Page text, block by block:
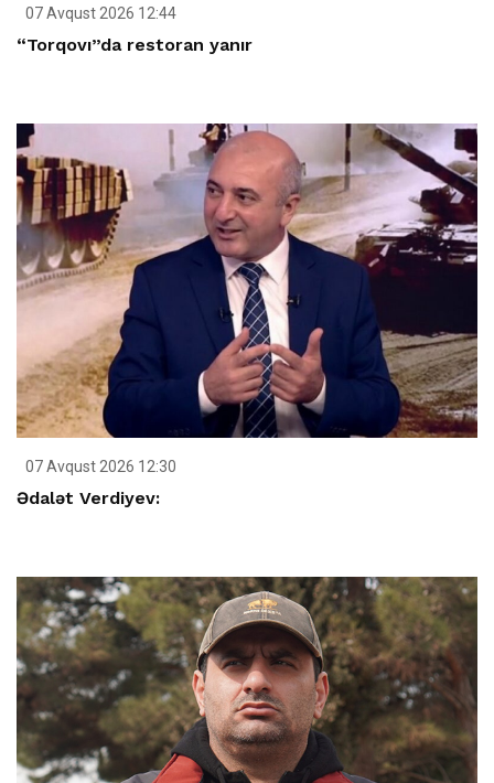
07 Avqust 2026 12:44
“Torqovı”da restoran yanır
07 Avqust 2026 12:30
Ədalət Verdiyev: